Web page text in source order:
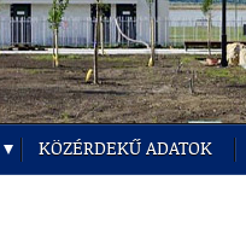
KÖZÉRDEKŰ ADATOK